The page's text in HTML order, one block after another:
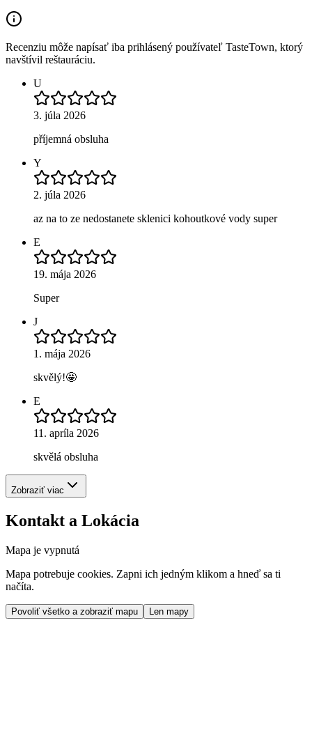
Recenziu môže napísať iba prihlásený používateľ TasteTown, ktorý
navštívil reštauráciu.
U
3. júla 2026
příjemná obsluha
Y
2. júla 2026
az na to ze nedostanete sklenici kohoutkové vody super
E
19. mája 2026
Super
J
1. mája 2026
skvělý!🤩
E
11. apríla 2026
skvělá obsluha
Zobraziť viac
Kontakt a Lokácia
Mapa je vypnutá
Mapa potrebuje cookies. Zapni ich jedným klikom a hneď sa ti
načíta.
Povoliť všetko a zobraziť mapu Len mapy